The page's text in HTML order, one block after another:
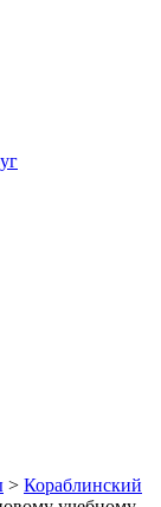
> Кораблинский